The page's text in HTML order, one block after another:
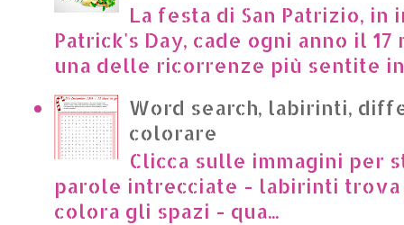
La festa di San Patrizio, in
Patrick's Day, cade ogni anno il 17
una delle ricorrenze più sentite in
Word search, labirinti,
colorare
Clicca sulle immagini per
parole intrecciate - labirinti
colora gli spazi - qua...